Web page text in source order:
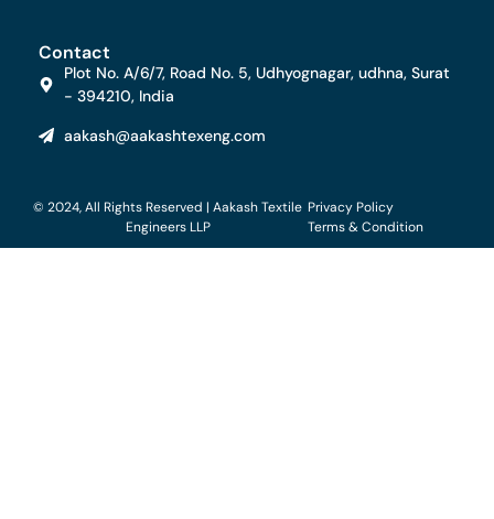
Contact
Plot No. A/6/7, Road No. 5, Udhyognagar, udhna, Surat
- 394210, India
aakash@aakashtexeng.com
© 2024, All Rights Reserved | Aakash Textile
Engineers LLP
Privacy Policy
Terms & Condition